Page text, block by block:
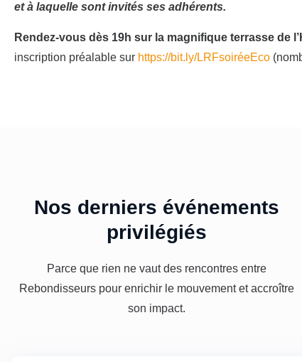
et à laquelle sont invités ses adhérents.
Rendez-vous dès 19h sur la magnifique terrasse de
inscription préalable sur https://bit.ly/LRFsoiréeEco
Nos derniers événements
privilégiés
Parce que rien ne vaut des rencontres entre
Rebondisseurs pour enrichir le mouvement et accroître
son impact.